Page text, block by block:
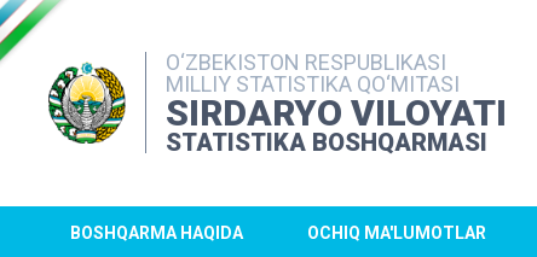
O‘ZBEKISTON RESPUBLIKASI
MILLIY STATISTIKA QO‘MITASI
SIRDARYO VILOYATI
STATISTIKA BOSHQARMASI
BOSHQARMA HAQIDA OCHIQ MA'LUMOTLAR